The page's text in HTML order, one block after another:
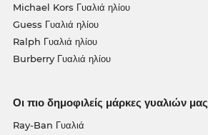
Michael Kors Γυαλιά ηλίου
Guess Γυαλιά ηλίου
Ralph Γυαλιά ηλίου
Burberry Γυαλιά ηλίου
Οι πιο δημοφιλείς μάρκες γυαλιών μας
Ray-Ban Γυαλιά